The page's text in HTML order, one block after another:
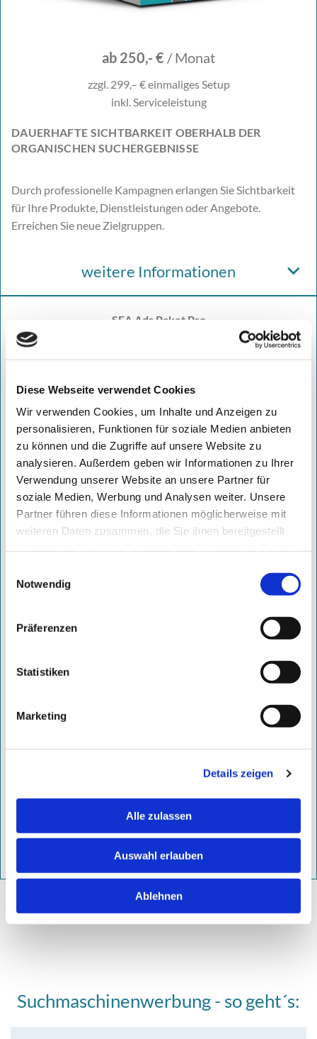
Diese Webseite verwendet Cookies
Wir verwenden Cookies, um Inhalte und Anzeigen zu
personalisieren, Funktionen für soziale Medien anbieten
zu können und die Zugriffe auf unsere Website zu
analysieren. Außerdem geben wir Informationen zu Ihrer
Verwendung unserer Website an unsere Partner für
soziale Medien, Werbung und Analysen weiter. Unsere
Partner führen diese Informationen möglicherweise mit
weiteren Daten zusammen, die Sie ihnen bereitgestellt
Notwendig
Präferenzen
Statistiken
Marketing
Details zeigen
Alle zulassen
Auswahl erlauben
Ablehnen
ab 250,- € / Monat
zzgl. 299,– € einmaliges Setup
inkl. Serviceleistung
DAUERHAFTE SICHTBARKEIT OBERHALB DER
ORGANISCHEN SUCHERGEBNISSE
Durch professionelle Kampagnen erlangen Sie Sichtbarkeit
für Ihre Produkte, Dienstleistungen oder Angebote.
Erreichen Sie neue Zielgruppen.
weitere Informationen
SEA Ads Paket Pro
DAUERHAFTER ERFOLG MIT MAXIMALER
Maßgeschneiderte Kampagnen unserer SEA Experten
weitere Informationen
Jetzt Martin Brödel anrufen
Suchmaschinenwerbung - so geht´s: